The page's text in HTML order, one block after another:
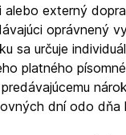
externý
oprávnený
sa určuje
platného
dní odo